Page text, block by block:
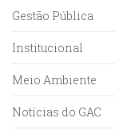
Gestão Pública
Institucional
Meio Ambiente
Notícias do GAC